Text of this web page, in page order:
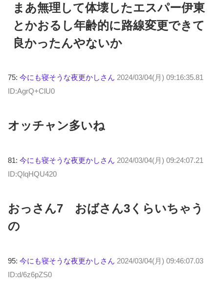
まあ無理して体壊したエスパー伊東
とかおるし年齢的に路線変更できて
良かったんやないか
75: 今にも寝そうな夜更かしさん 2024/03/04(月) 09:16:35.81
ID:AgrQ+ClU0
オッチャン多いね
81: 今にも寝そうな夜更かしさん 2024/03/04(月) 09:24:07.21
ID:QlqHQU420
おっさん7 おばさん3くらいちゃう
の
95: 今にも寝そうな夜更かしさん 2024/03/04(月) 09:46:07.03
ID:d/6z6pZS0